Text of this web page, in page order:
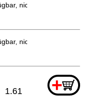
nicht bestellbar
nicht bestellbar
+
1.61